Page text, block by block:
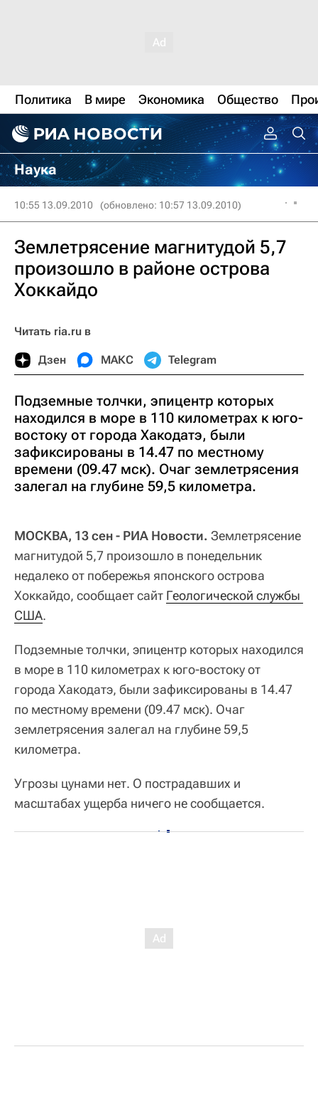
Политика В мире Экономика Общество
Наука
10:55 13.09.2010 (обновлено: 10:57 13.09.2010)
Землетрясение магнитудой 5,7
произошло в районе острова
Хоккайдо
Читать ria.ru в
Дзен МАКС Telegram
Подземные толчки, эпицентр которых
находился в море в 110 километрах к юго-
востоку от города Хакодатэ, были
зафиксированы в 14.47 по местному
времени (09.47 мск). Очаг землетрясения
залегал на глубине 59,5 километра.
МОСКВА, 13 сен - РИА Новости. Землетрясение
магнитудой 5,7 произошло в понедельник
недалеко от побережья японского острова
Хоккайдо, сообщает сайт Геологической службы
США.
Подземные толчки, эпицентр которых находился
в море в 110 километрах к юго-востоку от
города Хакодатэ, были зафиксированы в 14.47
по местному времени (09.47 мск). Очаг
землетрясения залегал на глубине 59,5
километра.
Угрозы цунами нет. О пострадавших и
масштабах ущерба ничего не сообщается.